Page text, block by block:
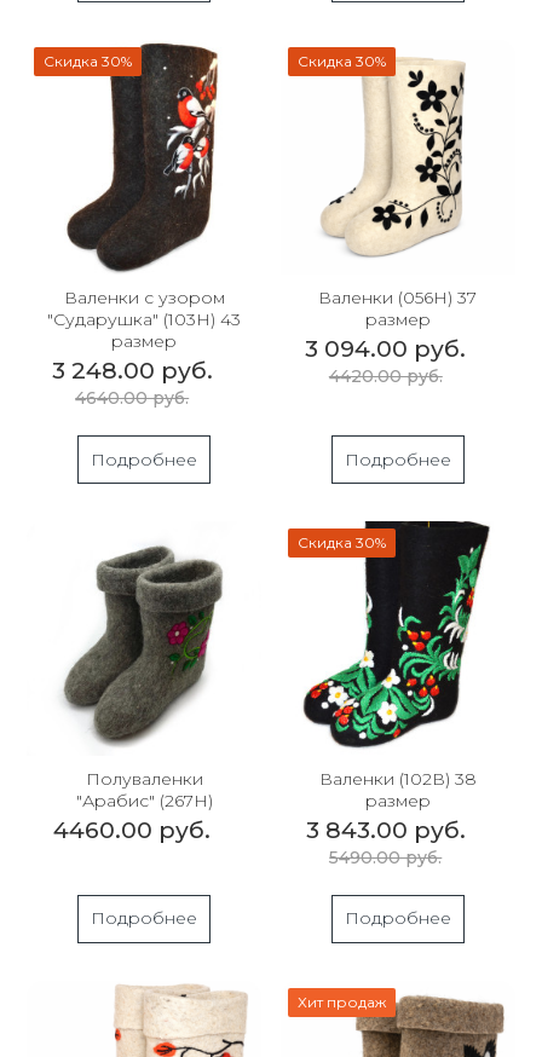
Скидка 30%
Валенки с узором
"Сударушка" (103Н) 43
размер
3 248.00 руб.
4640.00 руб.
Подробнее
Скидка 30%
Валенки (056Н) 37
размер
3 094.00 руб.
4420.00 руб.
Подробнее
Полуваленки
"Арабис" (267Н)
4460.00 руб.
Подробнее
Скидка 30%
Валенки (102В) 38
размер
3 843.00 руб.
5490.00 руб.
Подробнее
Хит продаж